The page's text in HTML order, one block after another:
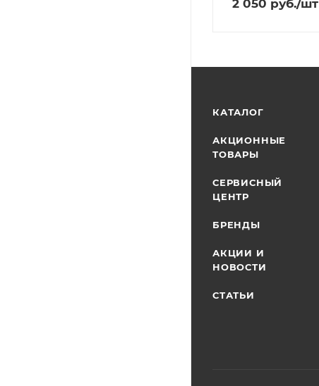
2 050 руб./шт
КАТАЛОГ
АКЦИОННЫЕ
ТОВАРЫ
СЕРВИСНЫЙ
ЦЕНТР
БРЕНДЫ
АКЦИИ И
НОВОСТИ
СТАТЬИ